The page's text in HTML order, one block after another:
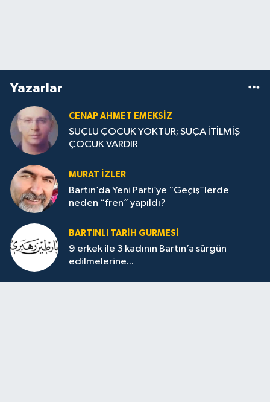
Yazarlar
CENAP AHMET EMEKSİZ
SUÇLU ÇOCUK YOKTUR; SUÇA İTİLMİŞ
ÇOCUK VARDIR
MURAT İZLER
Bartın’da Yeni Parti’ye “Geçiş”lerde
neden “fren” yapıldı?
BARTINLI TARIH GURMESI
9 erkek ile 3 kadının Bartın’a sürgün
edilmelerine...